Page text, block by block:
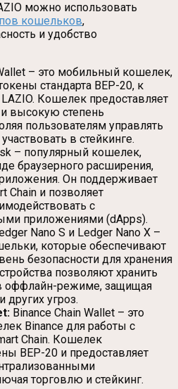
можно использовать
кошельков,
и удобство
– это мобильный кошелек,
стандарта BEP-20, к
Кошелек предоставляет
высокую степень
пользователям управлять
в стейкинге.
– популярный кошелек,
браузерного расширения,
Он поддерживает
Chain и позволяет
с
приложениями (dApps).
Nano S и Ledger Nano X –
которые обеспечивают
безопасности для хранения
позволяют хранить
оффлайн-режиме, защищая
других угроз.
Binance Chain Wallet – это
Binance для работы с
Chain. Кошелек
BEP-20 и предоставляет
торговлю и стейкинг.